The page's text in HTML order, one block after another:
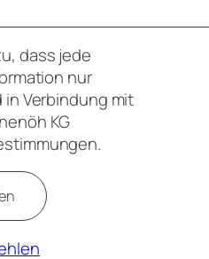
dass jede
nur
Verbindung mit
KG